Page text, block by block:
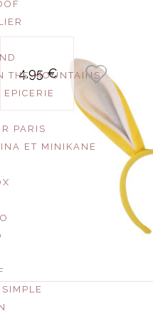
THE MOUNTAINS
PARIS
ET MINIKANE
4.95 €